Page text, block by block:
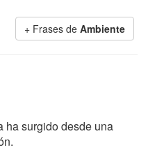
+ Frases de Ambiente
ha surgido desde una